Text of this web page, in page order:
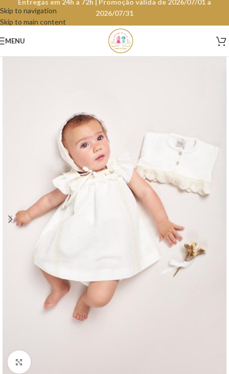
Skip to navigation
Skip to main content
Entregas em 24h a 72h | Promoção válida de 2026/07/01 a
2026/07/31
MENU
Clique para aumentar